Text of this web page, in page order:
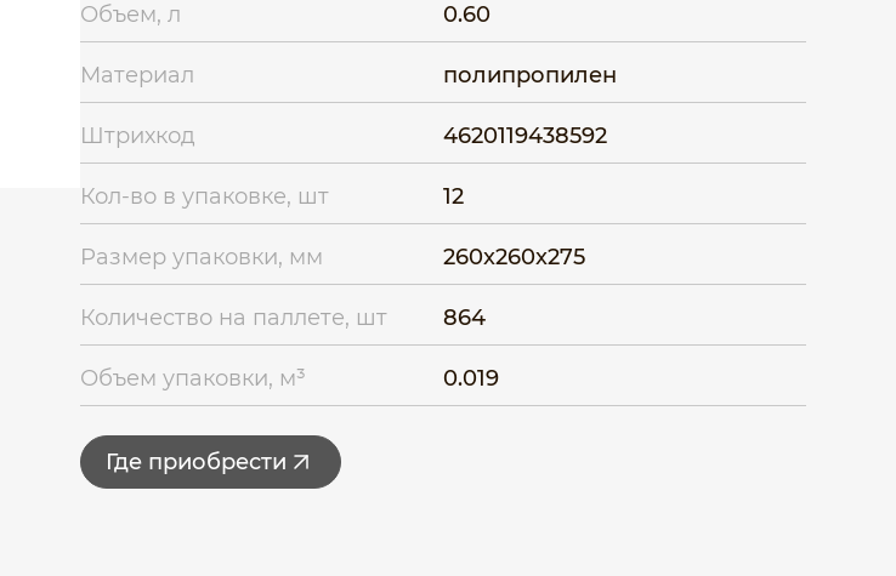
Объем, л 0.60
Материал полипропилен
Штрихкод 4620119438592
Кол-во в упаковке, шт 12
Размер упаковки, мм 260x260x275
Количество на паллете, шт 864
Объем упаковки, м³ 0.019
Где приобрести